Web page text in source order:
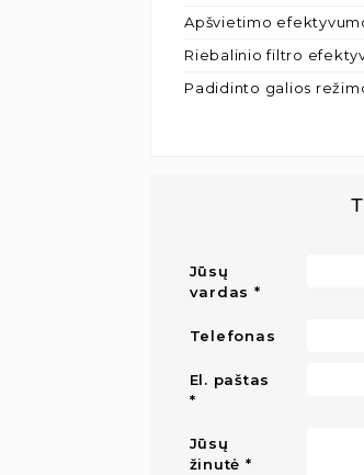
Apšvietimo
Riebalinio filtro
Padidinto galios
Jūsų
vardas
Telefonas
El. paštas
Jūsų
žinutė